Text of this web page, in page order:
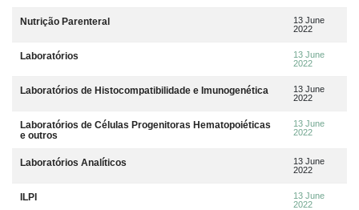
Nutrição Parenteral
13 June
2022
Laboratórios
13 June
2022
Laboratórios de Histocompatibilidade e Imunogenética
13 June
2022
Laboratórios de Células Progenitoras Hematopoiéticas
e outros
13 June
2022
Laboratórios Analíticos
13 June
2022
ILPI
13 June
2022